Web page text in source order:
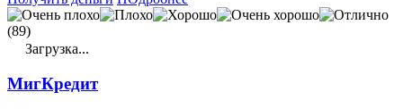
(89)
Загрузка...
МигКредит